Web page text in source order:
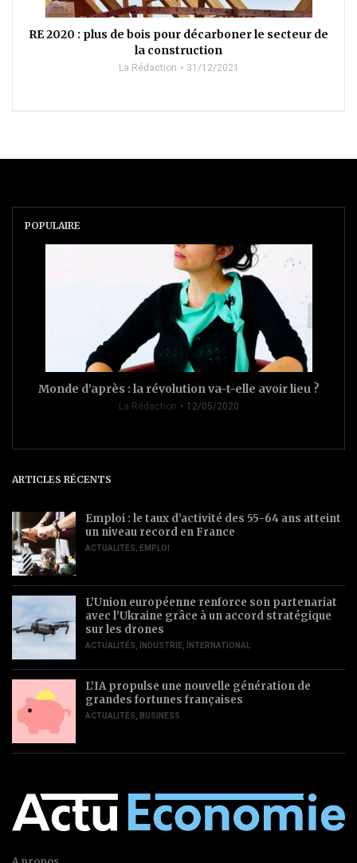
RE 2020 : plus de bois pour décarboner le secteur de
la construction
La Rédaction 31/12/2021
POPULAIRE
Monde d’après : la révolution va-t-elle avoir lieu ?
La Rédaction 12/05/2020
ARTICLES RÉCENTS
Emploi : le taux d’activité des 55-64 ans atteint
un niveau record en France
ACTUALITÉS EMPLOI
L’Union européenne renforce son partenariat
avec l’Ukraine grâce à un accord stratégique
sur les drones
ACTUALITÉS INDUSTRIE INTERNATIONAL
L’IA propulse une nouvelle génération de
grandes fortunes françaises
ACTUALITÉS BUSINESS